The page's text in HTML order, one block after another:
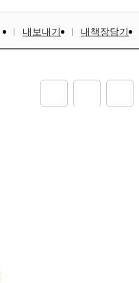
내보내기 내책장담기